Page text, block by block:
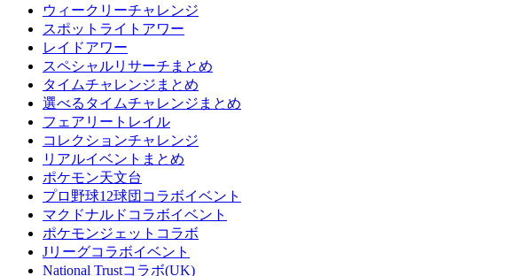
ウィークリーチャレンジ
スポットライトアワー
レイドアワー
スペシャルリサーチまとめ
タイムチャレンジまとめ
選べるタイムチャレンジまとめ
フェアリートレイル
コレクションチャレンジ
リアルイベントまとめ
ポケモン天文台
プロ野球12球団コラボイベント
マクドナルドコラボイベント
ポケモンジェットコラボ
Jリーグコラボイベント
National Trustコラボ(UK)